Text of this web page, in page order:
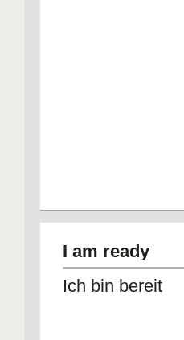
I am ready
Ich bin bereit